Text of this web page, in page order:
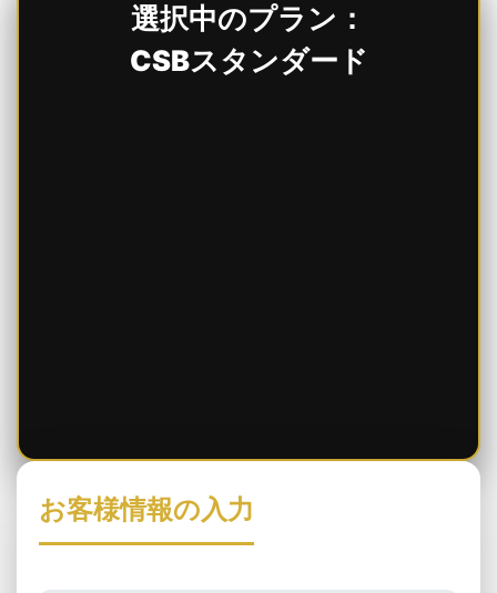
選択中のプラン：
CSBスタンダード
お客様情報の入力